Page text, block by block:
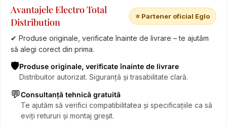
Avantajele Electro Total
Distribution
⭐ Partener oficial Eglo
✔ Produse originale, verificate înainte de livrare – te ajutăm
să alegi corect din prima.
🛡️Produse originale, verificate înainte de livrare
Distribuitor autorizat. Siguranță și trasabilitate clară.
💬Consultanță tehnică gratuită
Te ajutăm să verifici compatibilitatea și specificațiile ca să
eviți retururi și montaj greșit.